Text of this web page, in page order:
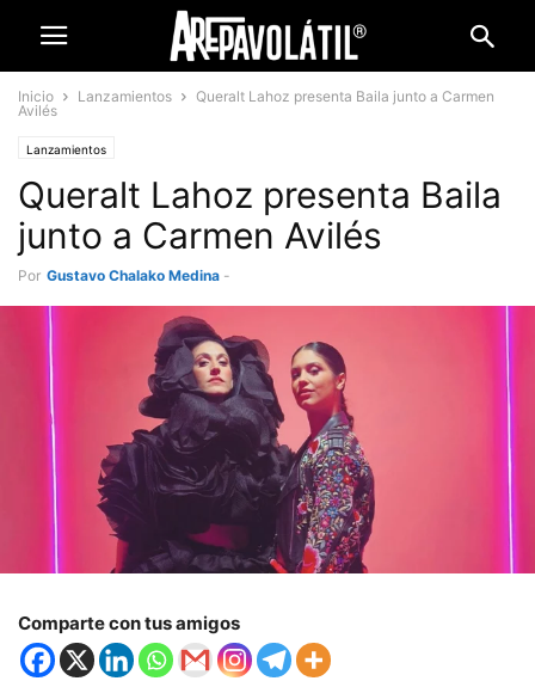
Inicio Lanzamientos
Queralt Lahoz presenta Baila junto a Carmen
Avilés
Lanzamientos
Queralt Lahoz presenta Baila
junto a Carmen Avilés
Por Gustavo Chalako Medina -
Comparte con tus amigos